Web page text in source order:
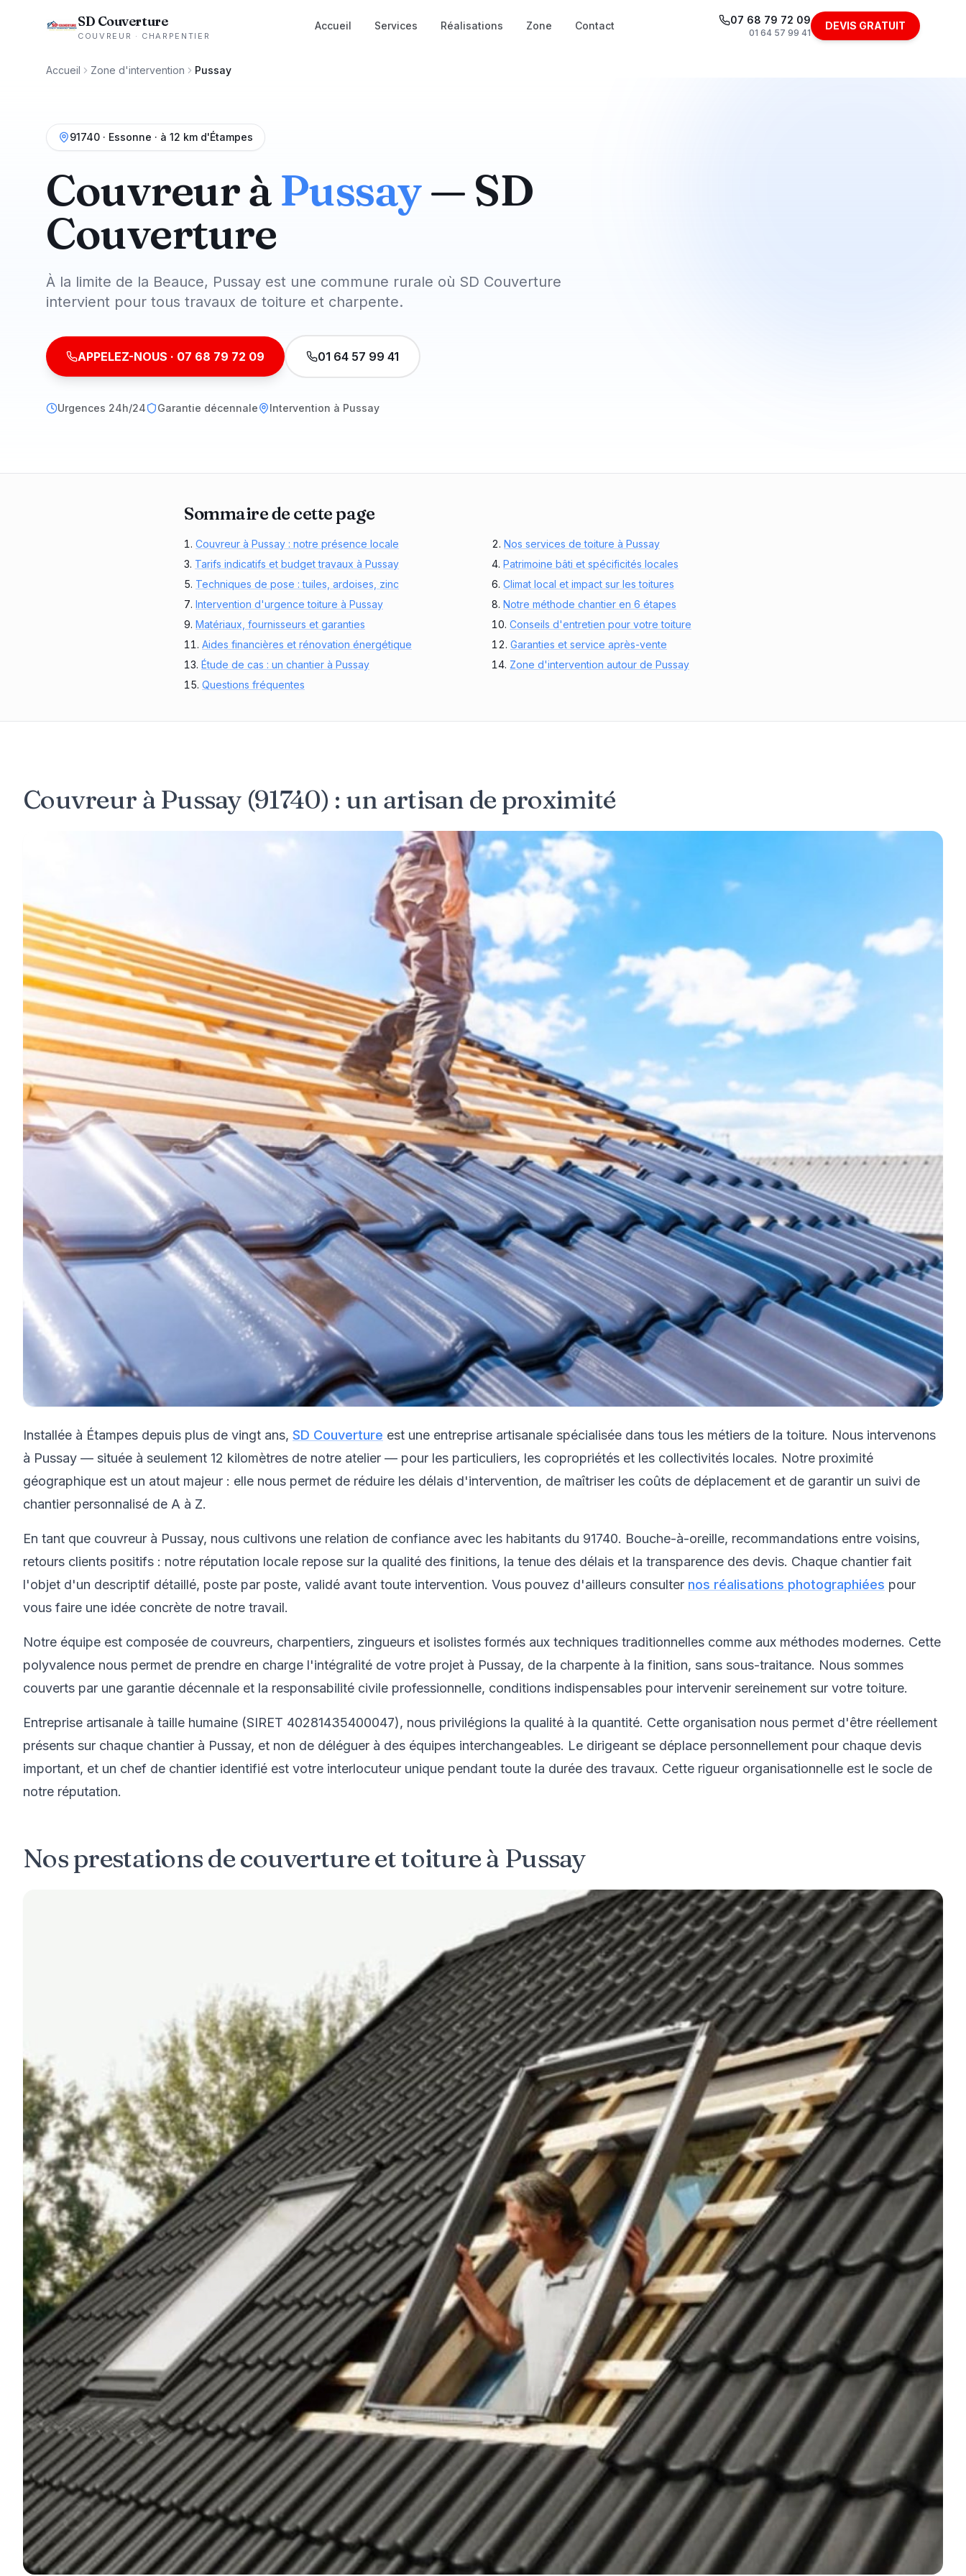
SD Couverture
COUVREUR · CHARPENTIER
Accueil Services Réalisations Zone Contact 07 68 79 72 09
01 64 57 99 41
DEVIS GRATUIT
Accueil Zone d'intervention Pussay
91740 · Essonne · à 12 km d'Étampes
Couvreur àPussay— SD
Couverture
À la limite de la Beauce, Pussay est une commune rurale où SD Couverture
intervient pour tous travaux de toiture et charpente.
APPELEZ-NOUS · 07 68 79 72 09 01 64 57 99 41
Urgences 24h/24 Garantie décennale Intervention à Pussay
Sommaire de cette page
Couvreur à Pussay : notre présence locale
Nos services de toiture à Pussay
Tarifs indicatifs et budget travaux à Pussay
Patrimoine bâti et spécificités locales
Techniques de pose : tuiles, ardoises, zinc
Climat local et impact sur les toitures
Intervention d'urgence toiture à Pussay
Notre méthode chantier en 6 étapes
Matériaux, fournisseurs et garanties
Conseils d'entretien pour votre toiture
Aides financières et rénovation énergétique
Garanties et service après-vente
Étude de cas : un chantier à Pussay
Zone d'intervention autour de Pussay
Questions fréquentes
Couvreur à Pussay (91740) : un artisan de proximité
Installée à Étampes depuis plus de vingt ans, SD Couverture est une entreprise artisanale spécialisée dans tous les métiers de la toiture. Nous intervenons
à Pussay — située à seulement 12 kilomètres de notre atelier — pour les particuliers, les copropriétés et les collectivités locales. Notre proximité
géographique est un atout majeur : elle nous permet de réduire les délais d'intervention, de maîtriser les coûts de déplacement et de garantir un suivi de
chantier personnalisé de A à Z.
En tant que couvreur à Pussay, nous cultivons une relation de confiance avec les habitants du 91740. Bouche-à-oreille, recommandations entre voisins,
retours clients positifs : notre réputation locale repose sur la qualité des finitions, la tenue des délais et la transparence des devis. Chaque chantier fait
l'objet d'un descriptif détaillé, poste par poste, validé avant toute intervention. Vous pouvez d'ailleurs consulter nos réalisations photographiées pour
vous faire une idée concrète de notre travail.
Notre équipe est composée de couvreurs, charpentiers, zingueurs et isolistes formés aux techniques traditionnelles comme aux méthodes modernes. Cette
polyvalence nous permet de prendre en charge l'intégralité de votre projet à Pussay, de la charpente à la finition, sans sous-traitance. Nous sommes
couverts par une garantie décennale et la responsabilité civile professionnelle, conditions indispensables pour intervenir sereinement sur votre toiture.
Entreprise artisanale à taille humaine (SIRET 40281435400047), nous privilégions la qualité à la quantité. Cette organisation nous permet d'être réellement
présents sur chaque chantier à Pussay, et non de déléguer à des équipes interchangeables. Le dirigeant se déplace personnellement pour chaque devis
important, et un chef de chantier identifié est votre interlocuteur unique pendant toute la durée des travaux. Cette rigueur organisationnelle est le socle de
notre réputation.
Nos prestations de couverture et toiture à Pussay